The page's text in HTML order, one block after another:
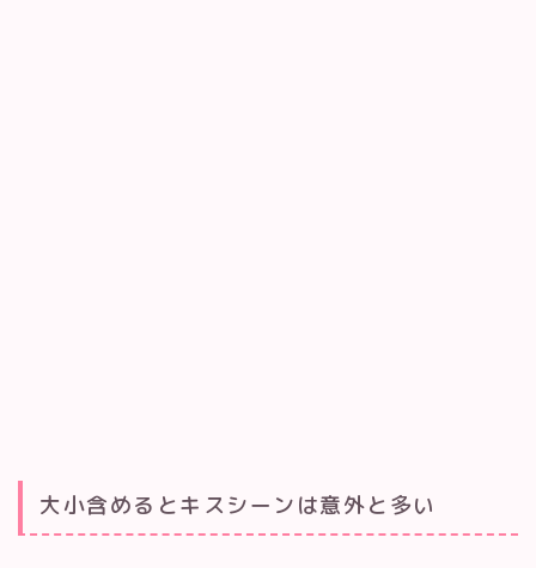
大小含めるとキスシーンは意外と多い